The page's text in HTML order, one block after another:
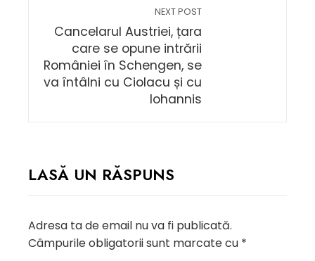
NEXT POST
Cancelarul Austriei, țara
care se opune intrării
României în Schengen, se
va întâlni cu Ciolacu și cu
Iohannis
LASĂ UN RĂSPUNS
Adresa ta de email nu va fi publicată.
Câmpurile obligatorii sunt marcate cu *